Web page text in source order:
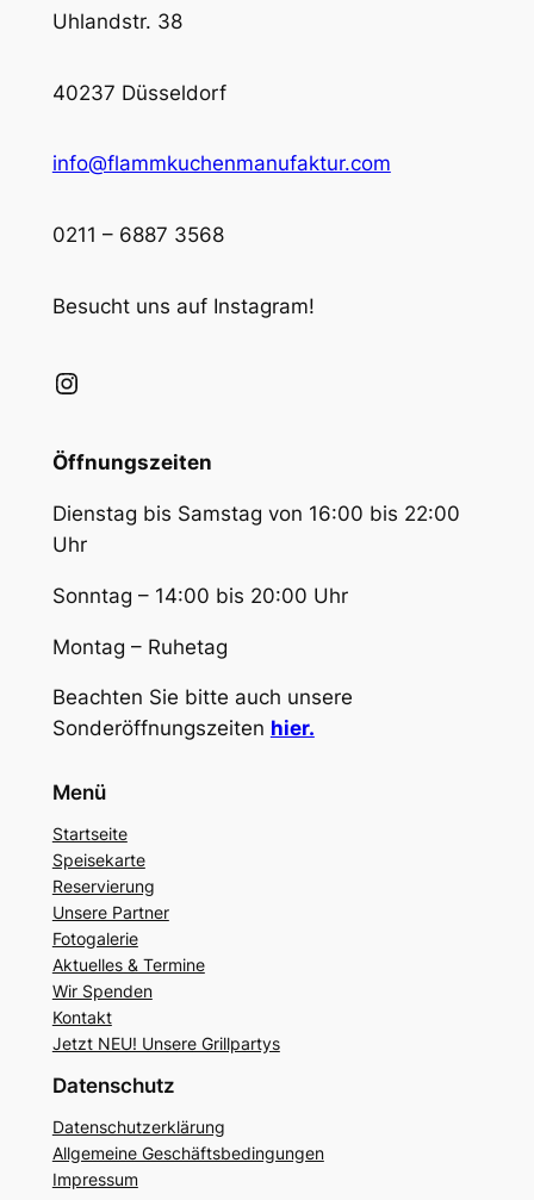
Uhlandstr. 38
40237 Düsseldorf
info@flammkuchenmanufaktur.com
0211 – 6887 3568
Besucht uns auf Instagram!
Instagram
Öffnungszeiten
Dienstag bis Samstag von 16:00 bis 22:00
Uhr
Sonntag – 14:00 bis 20:00 Uhr
Montag – Ruhetag
Beachten Sie bitte auch unsere
Sonderöffnungszeiten hier.
Menü
Startseite
Speisekarte
Reservierung
Unsere Partner
Fotogalerie
Aktuelles & Termine
Wir Spenden
Kontakt
Jetzt NEU! Unsere Grillpartys
Datenschutz
Datenschutzerklärung
Allgemeine Geschäftsbedingungen
Impressum